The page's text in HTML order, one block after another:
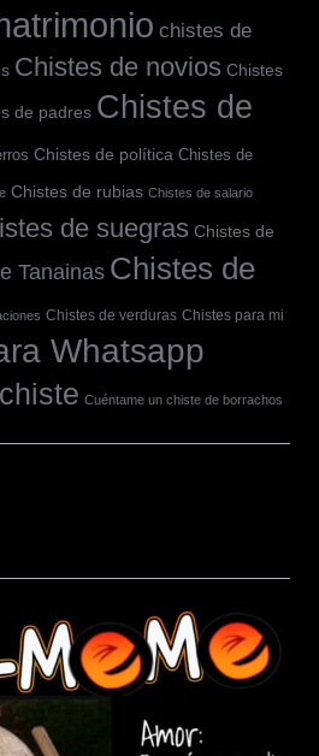
chistes de
Chistes de novios Chistes
de padres Chistes de
Chistes de política Chistes de
Chistes de rubias Chistes de salario
de suegras Chistes de
Tanainas Chistes de
Chistes de verduras Chistes para mi
Whatsapp
Cuéntame un chiste de borrachos